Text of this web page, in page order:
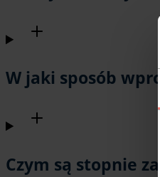
W jaki sposób
Czym są stopnie